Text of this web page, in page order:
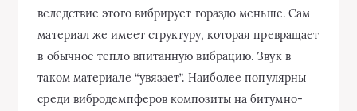
вследствие этого вибрирует гораздо меньше. Сам
материал же имеет структуру, которая превращает
в обычное тепло впитанную вибрацию. Звук в
таком материале “увязает”. Наиболее популярны
среди вибродемпферов композиты на битумно-